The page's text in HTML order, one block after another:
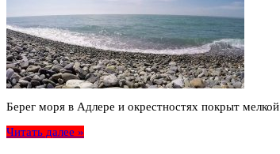
Берег моря в Адлере и окрестностях покрыт
Читать далее »